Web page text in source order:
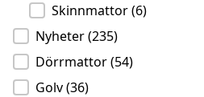
Skinnmattor(6)
Nyheter(235)
Dörrmattor(54)
Golv(36)